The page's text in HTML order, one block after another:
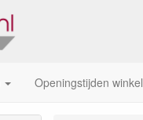
Openingstijden winkel